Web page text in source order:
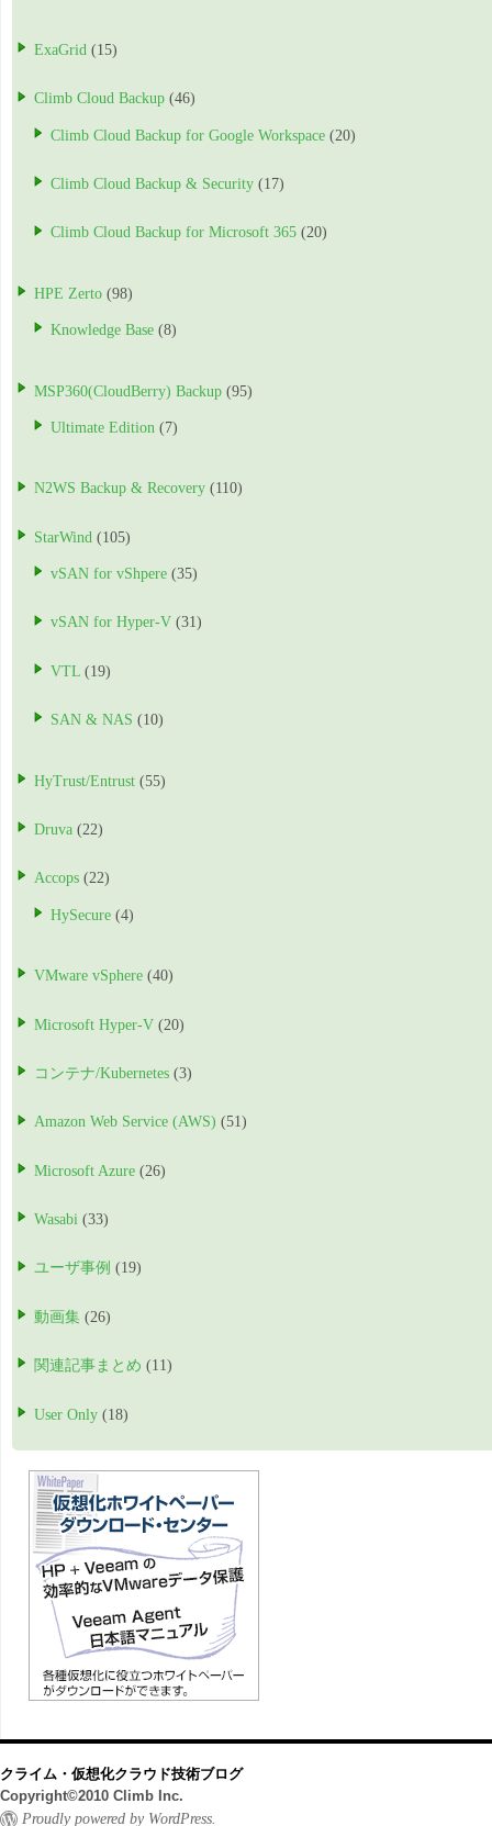
ExaGrid (15)
Climb Cloud Backup (46)
Climb Cloud Backup for Google Workspace (20)
Climb Cloud Backup & Security (17)
Climb Cloud Backup for Microsoft 365 (20)
HPE Zerto (98)
Knowledge Base (8)
MSP360(CloudBerry) Backup (95)
Ultimate Edition (7)
N2WS Backup & Recovery (110)
StarWind (105)
vSAN for vShpere (35)
vSAN for Hyper-V (31)
VTL (19)
SAN & NAS (10)
HyTrust/Entrust (55)
Druva (22)
Accops (22)
HySecure (4)
VMware vSphere (40)
Microsoft Hyper-V (20)
コンテナ/Kubernetes (3)
Amazon Web Service (AWS) (51)
Microsoft Azure (26)
Wasabi (33)
ユーザ事例 (19)
動画集 (26)
関連記事まとめ (11)
User Only (18)
クライム・仮想化クラウド技術ブログ
Copyright©2010 Climb Inc.
Proudly powered by WordPress.